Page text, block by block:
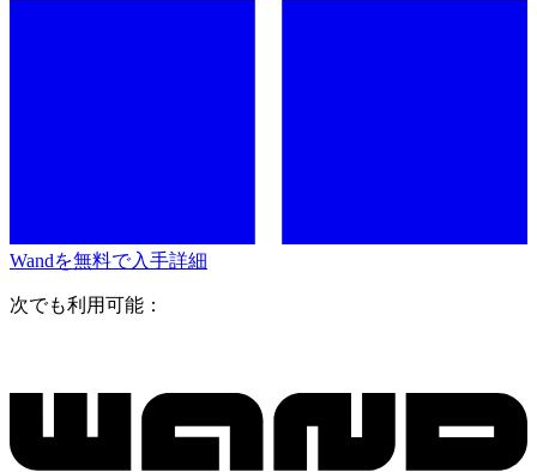
Wandを無料で入手詳細
次でも利用可能：